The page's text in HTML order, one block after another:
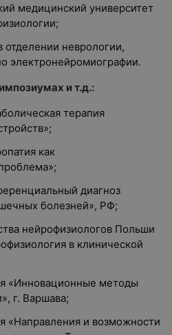
медицинский университет
отделении неврологии,
электронейромиографии.
и т.д.:
терапия
как
диагноз
болезней», РФ;
нейрофизиологов Польши
в клинической
«Инновационные методы
г. Варшава;
«Направления и возможности